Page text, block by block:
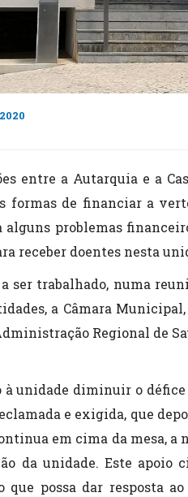
entre a Autarquia e a
formas de financiar a
problemas
receber doentes nesta
a ser trabalhado, numa
a Câmara
Regional de
unidade diminuir o
e exigida, que
em cima da mesa,
da unidade. Este apoio
que possa dar resposta